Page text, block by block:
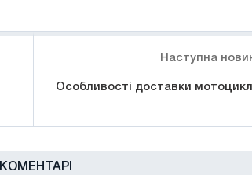
Наступна
Особливості доставки
КОМЕНТАРІ